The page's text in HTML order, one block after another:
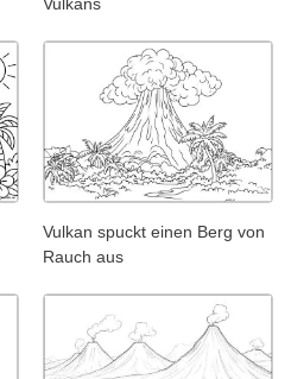
Vulkan spuckt einen Berg von
Rauch aus